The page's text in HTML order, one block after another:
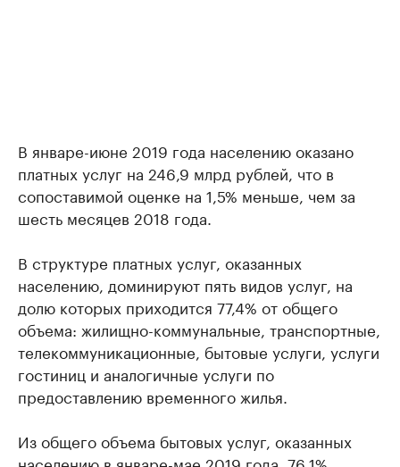
В январе-июне 2019 года населению оказано
платных услуг на 246,9 млрд рублей, что в
сопоставимой оценке на 1,5% меньше, чем за
шесть месяцев 2018 года.
В структуре платных услуг, оказанных
населению, доминируют пять видов услуг, на
долю которых приходится 77,4% от общего
объема: жилищно-коммунальные, транспортные,
телекоммуникационные, бытовые услуги, услуги
гостиниц и аналогичные услуги по
предоставлению временного жилья.
Из общего объема бытовых услуг, оказанных